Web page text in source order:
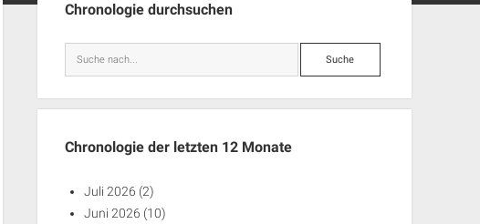
Chronologie durchsuchen
Suche
Chronologie der letzten 12 Monate
Juli 2026 (2)
Juni 2026 (10)